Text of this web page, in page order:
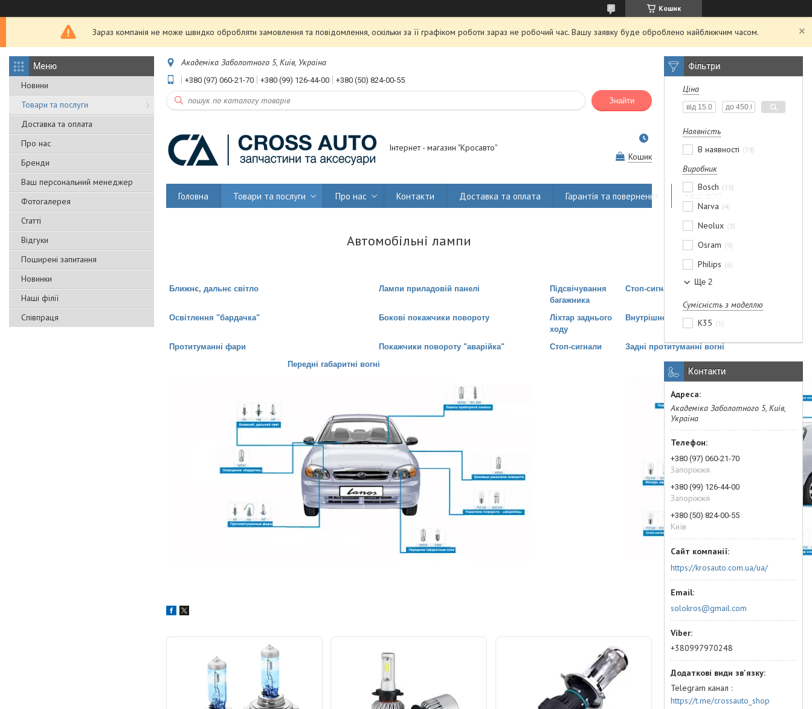
Кошик
Зараз компанія не може швидко обробляти замовлення та повідомлення, оскільки за її графіком роботи зараз не робочий час. Вашу заявку буде оброблено найближчим часом.
Новини
Товари та послуги
Доставка та оплата
Про нас
Бренди
Ваш персональний менеджер
Фотогалерея
Статті
Відгуки
Поширені запитання
Новинки
Наші філії
Співпраця
Академіка Заболотного 5, Київ, Україна
+380 (97) 060-21-70 +380 (99) 126-44-00 +380 (50) 824-00-55
Знайти
Інтернет - магазин "Кросавто"
Кошик
Головна Товари та послуги Про нас Контакти Доставка та оплата Гарантія та повернення Наші філії
Автомобільні лампи
Ближнє, дальнє світло Лампи приладовій панелі
Підсвічування
багажника
Стоп-сигнал (центральний)
Освітлення "бардачка" Бокові покажчики повороту
Ліхтар заднього
ходу
Внутрішнє освітлення
Протитуманні фари Покажчики повороту "аварійка" Стоп-сигнали
Задні протитуманні вогні
Передні габаритні вогні
Фільтри
Ціна
Наявність
В наявності
19
Виробник
Bosch
15
Narva 4
Neolux 3
Osram 9
Philips 6
Ще 2
Сумісність з моделлю
K35
1
Контакти
Академіка Заболотного 5, Київ,
Україна
+380 (97) 060-21-70
Запоріжжя
+380 (99) 126-44-00
Запоріжжя
+380 (50) 824-00-55
Київ
https://krosauto.com.ua/ua/
solokros@gmail.com
+380997970248
Telegram канал
https://t.me/crossauto_shop